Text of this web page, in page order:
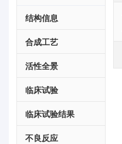
结构信息
合成工艺
活性全景
临床试验
临床试验结果
不良反应